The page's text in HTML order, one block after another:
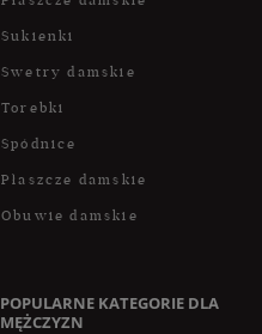
Sukienki
Swetry damskie
Torebki
Spódnice
Płaszcze damskie
Obuwie damskie
POPULARNE KATEGORIE DLA
MĘŻCZYZN